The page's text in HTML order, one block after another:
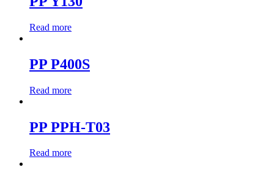
Read more
PP P400S
Read more
PP PPH-T03
Read more